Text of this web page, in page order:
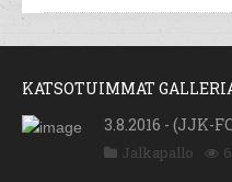
KATSOTUIMMAT
3.8.2016 - (JJK-
Jalkapallo